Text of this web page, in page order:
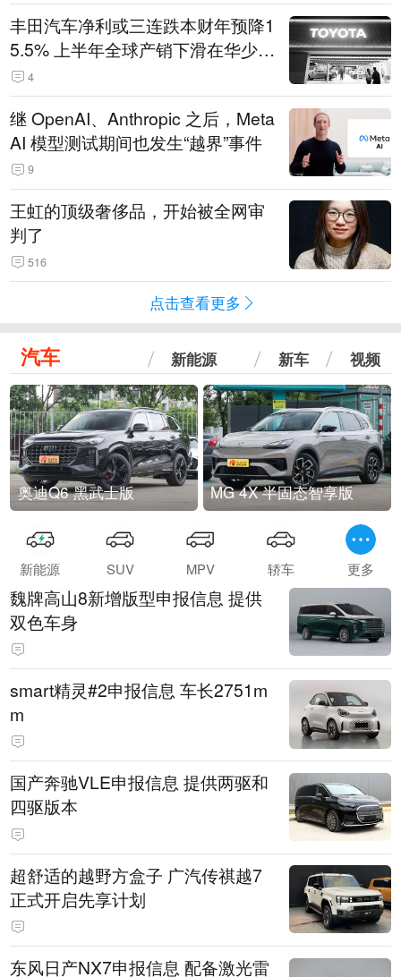
丰田汽车净利或三连跌本财年预降1
5.5% 上半年全球产销下滑在华少卖
14.3万辆
4
继 OpenAI、Anthropic 之后，Meta
AI 模型测试期间也发生“越界”事件
9
王虹的顶级奢侈品，开始被全网审
判了
516
点击查看更多
汽车 新能源 新车 视频
奥迪Q6 黑武士版 MG 4X 半固态智享版
新能源 SUV MPV 轿车 更多
魏牌高山8新增版型申报信息 提供
双色车身
smart精灵#2申报信息 车长2751m
m
国产奔驰VLE申报信息 提供两驱和
四驱版本
超舒适的越野方盒子 广汽传祺越7
正式开启先享计划
东风日产NX7申报信息 配备激光雷